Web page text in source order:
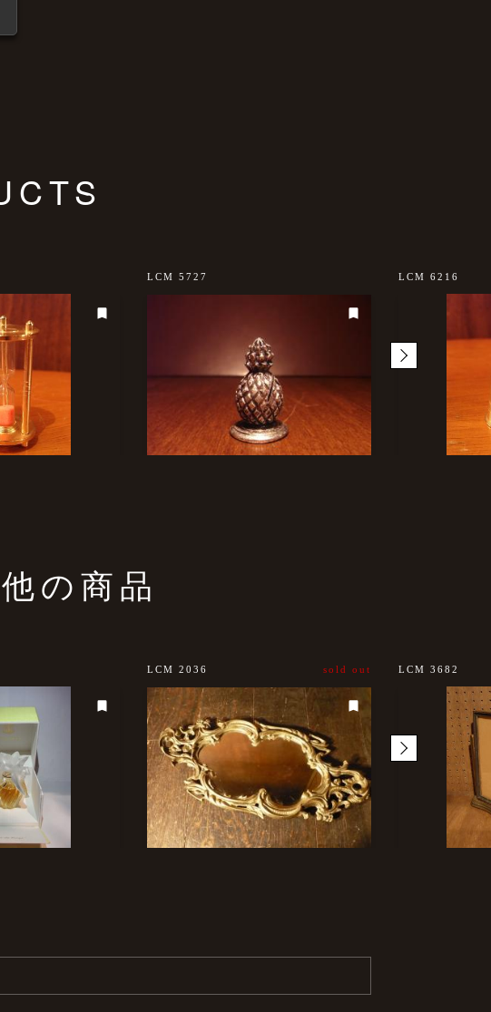
LCM 5727 LCM 6216
の商品
LCM 2036 sold out LCM 3682